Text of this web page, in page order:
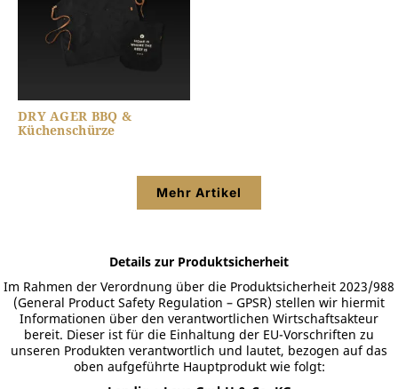
DRY AGER BBQ &
Küchenschürze
Mehr Artikel
Details zur Produktsicherheit
Im Rahmen der Verordnung über die Produktsicherheit 2023/988
(General Product Safety Regulation – GPSR) stellen wir hiermit
Informationen über den verantwortlichen Wirtschaftsakteur
bereit. Dieser ist für die Einhaltung der EU-Vorschriften zu
unseren Produkten verantwortlich und lautet, bezogen auf das
oben aufgeführte Hauptprodukt wie folgt: